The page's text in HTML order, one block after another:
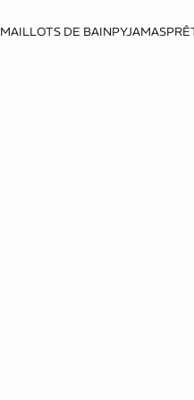
MAILLOTS DE BAINPYJAMAS